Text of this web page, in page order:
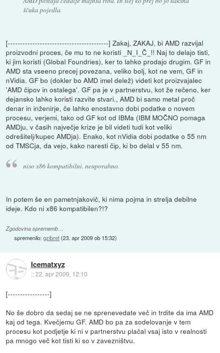
ščuka pojedla.
[-----------------------------------------] Zakaj, ZAKAJ, bi AMD razvijal
proizvodni proces, če mu to ne koristi _N_I_Č_!! Naj to delajo tisti,
ki jim koristi (Global Foundries), ker to lahko prodajo drugim. GF in
AMD sta vseeno precej povezana, veliko bolj, kot ne vem, GF in
nVidia. GF bo (dokler bo AMD imel delež) videti kot proizvajalec
'AMD čipov in ostalega'. GF pa je v partnerstvu, kot že rečeno, ker
dejansko lahko koristi razvite stvari., AMD bi samo metal proč
denar in inženirje, če lahko enostavno dobi podatke o novem
procesu, verjemi, tako od GF kot od IBMa (IBM MOČNO pomaga
AMDju, v časih največje krize je bil videti tudi kot veliki
odrešitelj/kupec AMDja). Enako, kot nVidia dobi podatke o 55 nm
od TMSCja, da vejo, kako naresti čip, ki bo delal v 55 nm.
niso x86 kompatibilni. neuporabno.
In potem še en pametnjakovič, ki nima pojma in strelja debilne
ideje. Kdo ni x86 kompatibilen?!?
Zgodovina sprememb…
spremenilo:gzibret(23. apr 2009 ob 15:32)
Icematxyz
::22. apr 2009, 12:10
[-----------------]
No še dobro da sedaj se ne sprenevedate več in trdite da ima AMD
kaj od tega. Kvečjemu GF. AMD bo pa za sodelovanje v tem
procesu kot podjetje ki ni v partnerstvu plačal vsaj isto v realnosti
pa mnogo več kot tisti ki so v zavezništvu.